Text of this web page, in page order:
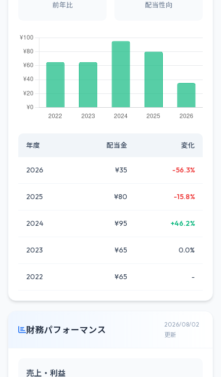
前年比 配当性向
年度 配当金 変化
2026 ¥35 -56.3%
2025 ¥80 -15.8%
2024 ¥95 +46.2%
2023 ¥65 0.0%
2022 ¥65 -
財務パフォーマンス
2026/08/02
更新
売上・利益